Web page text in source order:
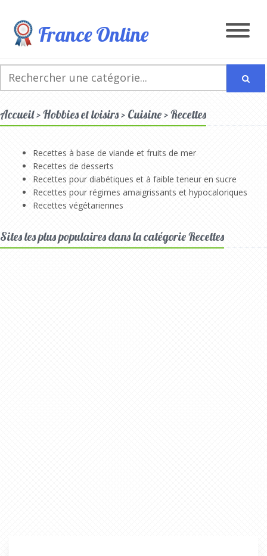
France Online
Accueil > Hobbies et loisirs > Cuisine > Recettes
Recettes à base de viande et fruits de mer
Recettes de desserts
Recettes pour diabétiques et à faible teneur en sucre
Recettes pour régimes amaigrissants et hypocaloriques
Recettes végétariennes
Sites les plus populaires dans la catégorie Recettes